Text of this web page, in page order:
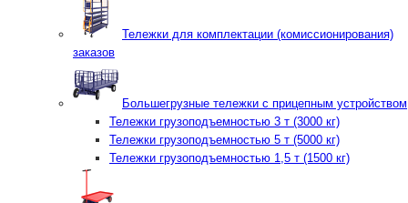
Тележки для комплектации (комиссионирования)
заказов
Большегрузные тележки с прицепным устройством
Тележки грузоподъемностью 3 т (3000 кг)
Тележки грузоподъемностью 5 т (5000 кг)
Тележки грузоподъемностью 1,5 т (1500 кг)